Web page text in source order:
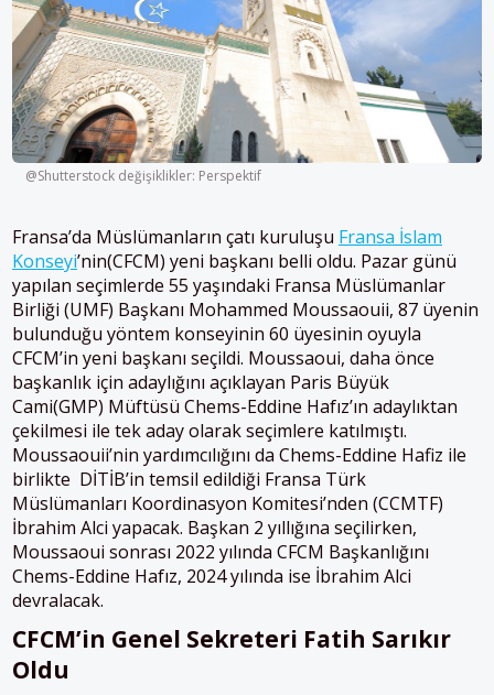
@Shutterstock değişiklikler: Perspektif
Fransa’da Müslümanların çatı kuruluşu Fransa İslam
Konseyi’nin(CFCM) yeni başkanı belli oldu. Pazar günü
yapılan seçimlerde 55 yaşındaki Fransa Müslümanlar
Birliği (UMF) Başkanı Mohammed Moussaouii, 87 üyenin
bulunduğu yöntem konseyinin 60 üyesinin oyuyla
CFCM’in yeni başkanı seçildi. Moussaoui, daha önce
başkanlık için adaylığını açıklayan Paris Büyük
Cami(GMP) Müftüsü Chems-Eddine Hafız’ın adaylıktan
çekilmesi ile tek aday olarak seçimlere katılmıştı.
Moussaouii’nin yardımcılığını da Chems-Eddine Hafiz ile
birlikte DİTİB’in temsil edildiği Fransa Türk
Müslümanları Koordinasyon Komitesi’nden (CCMTF)
İbrahim Alci yapacak. Başkan 2 yıllığına seçilirken,
Moussaoui sonrası 2022 yılında CFCM Başkanlığını
Chems-Eddine Hafız, 2024 yılında ise İbrahim Alci
devralacak.
CFCM’in Genel Sekreteri Fatih Sarıkır
Oldu